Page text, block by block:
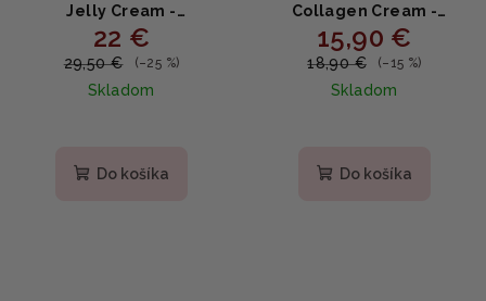
Jelly Cream -
Omladzujúci želé krém s
kolagénom 110ml
22 €
29,50 € (–25 %)
Skladom
produktu
Do košíka
Collagen Cream -
Regeneračný pleťový
krém so slimačím
mucínom a kolagénom
50ml
15,90 €
18,90 € (–15 %)
Skladom
Do košíka